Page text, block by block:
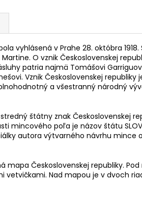
vyhlásená v Prahe 28. októbra
O vznik Československej
patria najmä Tomášovi
Vznik Československej
a všestranný národný
štátny znak Československej
mincového poľa je názov štátu
autora výtvarného návrhu mince
mapa Československej republiky.
Nad mapou je v dvoch